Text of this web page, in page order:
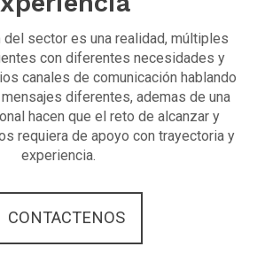
del sector es una realidad, múltiples
con diferentes necesidades y
canales de comunicación hablando
diferentes, ademas de una
hacen que el reto de alcanzar y
requiera de apoyo con trayectoria y
experiencia.
CONTACTENOS